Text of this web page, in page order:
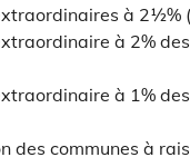
à 2½%
à 2%
à 1%
des communes à